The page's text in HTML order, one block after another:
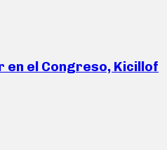
en el Congreso, Kicillof